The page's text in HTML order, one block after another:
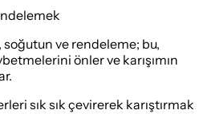
ve rendeleme; bu,
önler ve karışımın
sık sık çevirerek karıştırmak